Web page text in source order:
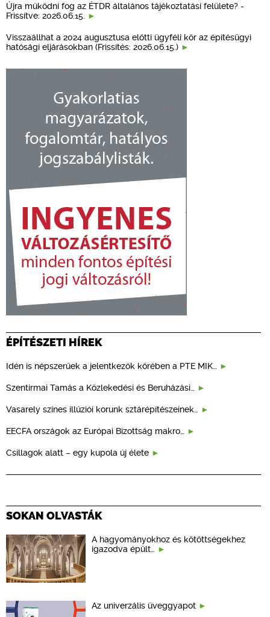
Újra működni fog az ÉTDR általános tájékoztatási felülete? -
Frissítve: 2026.06.15.
Visszaállhat a 2024 augusztusa előtti ügyféli kör az építésügyi
hatósági eljárásokban (Frissítés: 2026.06.15.)
ÉPÍTÉSZETI HÍREK
Idén is népszerűek a jelentkezők körében a PTE MIK…
Szentirmai Tamás a Közlekedési és Beruházási…
Vasarely színes illúziói korunk sztárépítészeinek…
EECFA országok az Európai Bizottság makro…
Csillagok alatt – egy kupola új élete
SOKAN OLVASTÁK
A hagyományokhoz és kötöttségekhez
igazodva épült…
Az univerzális üveggyapot